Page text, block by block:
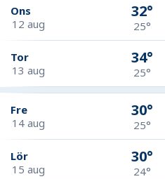
Ons
12 aug
32°
25°
Tor
13 aug
34°
25°
Fre
14 aug
30°
25°
Lör
15 aug
30°
24°